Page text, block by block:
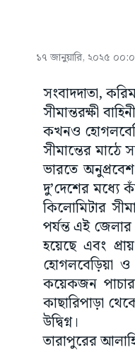
১৭ জানুয়ারি, ২০২৫
সংবাদদাতা,
সীমান্তরক্ষী
কখনও
সীমান্তের
ভারতে
দু’দেশের মধ্যে
কিলোমিটার
পর্যন্ত এই
হয়েছে এবং
হোগলবেড়িয়া ও
কয়েকজন
কাছারিপাড়া
উদ্বিগ্ন।
তারাপুরের